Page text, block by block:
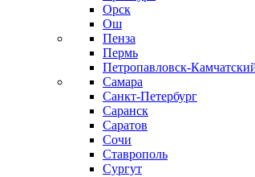
Орск
Ош
Пенза
Пермь
Петропавловск-
Самара
Санкт-Петербург
Саранск
Саратов
Сочи
Ставрополь
Сургут